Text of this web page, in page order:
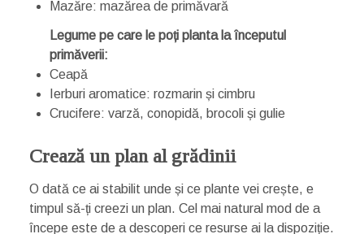
Mazăre: mazărea de primăvară
Legume pe care le poți planta la începutul
primăverii:
Ceapă
Ierburi aromatice: rozmarin și cimbru
Crucifere: varză, conopidă, brocoli și gulie
Crează un plan al grădinii
O dată ce ai stabilit unde și ce plante vei crește, e
timpul să-ți creezi un plan. Cel mai natural mod de a
începe este de a descoperi ce resurse ai la dispoziție.